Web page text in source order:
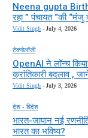
Neena gupta
रहा ” पंचायत “की
Vidit Singh - July 4, 2026
टेक्नोलॉजी
OpenAI ने लॉन्च
क्रांतिकारी बदलाव ,
Vidit Singh - July 3, 2026
देश - विदेश
भारत-जापान नई
भारत का भविष्य?